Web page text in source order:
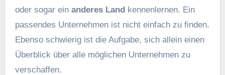
oder sogar ein anderes Landkennenlernen. Ein
passendes Unternehmen ist nicht einfach zu finden.
Ebenso schwierig ist die Aufgabe, sich allein einen
Überblick über alle möglichen Unternehmen zu
verschaffen.